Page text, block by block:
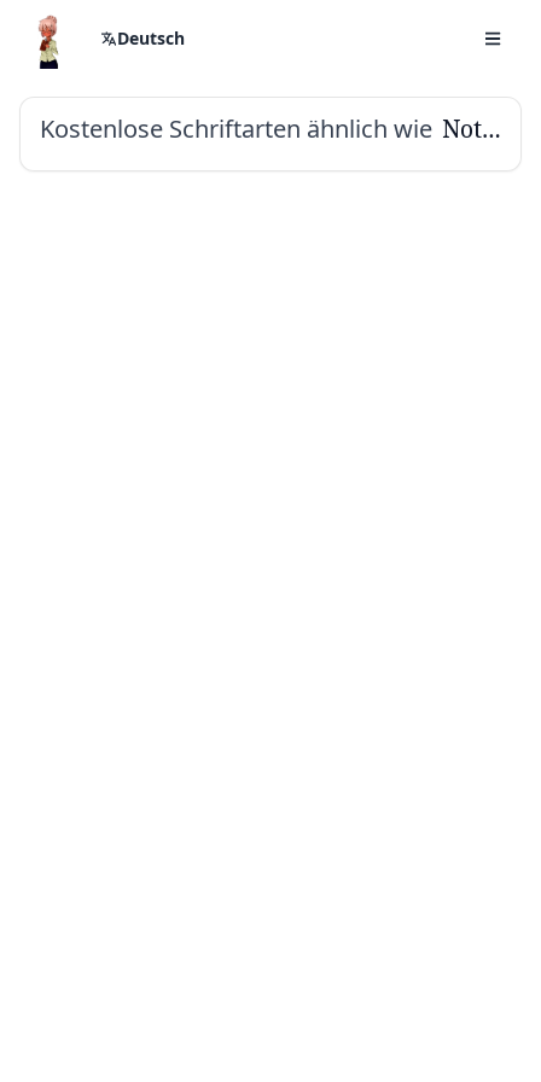
Deutsch
Kostenlose Schriftarten ähnlich wie Noto Serif Dogra